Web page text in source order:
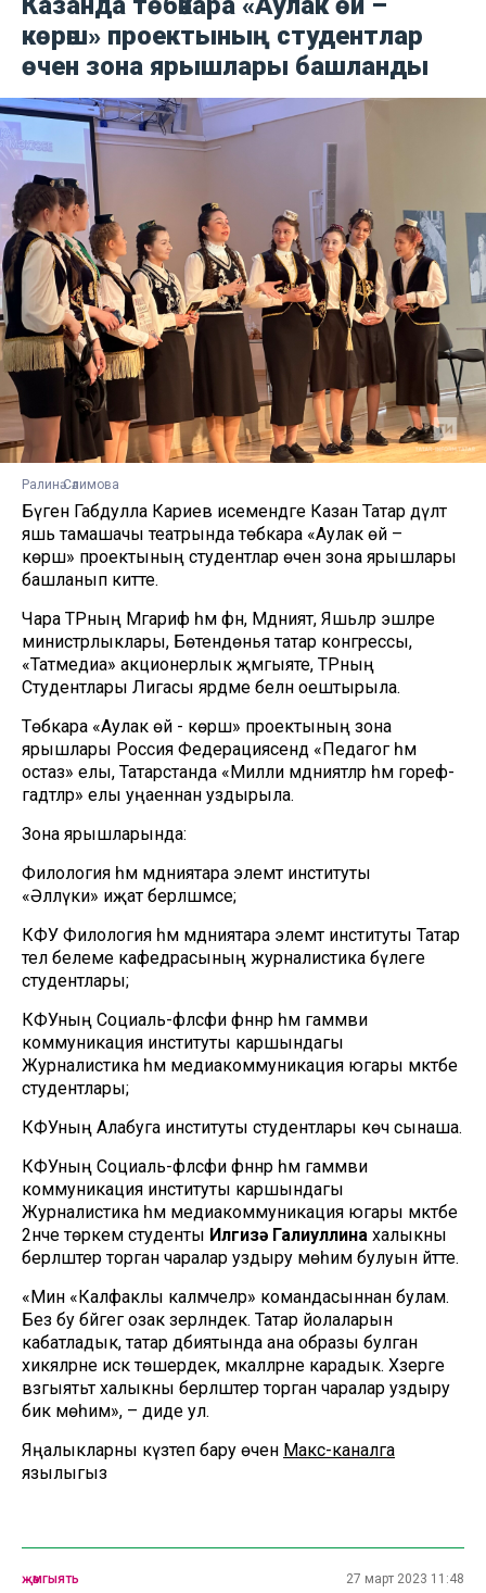
көрәш» проектының студентлар
өчен зона ярышлары башланды
Ралинә Сәлимова
Бүген Габдулла Кариев исемендәге Казан Татар дәүләт
яшь тамашачы театрында төбәкара «Аулак өй –
көрәш» проектының студентлар өчен зона ярышлары
башланып китте.
Чара ТРның Мәгариф һәм фән, Мәдәният, Яшьләр эшләре
министрлыклары, Бөтендөнья татар конгрессы,
«Татмедиа» акционерлык җәмгыяте, ТРның
Студентлары Лигасы ярдәме белән оештырыла.
Төбәкара «Аулак өй - көрәш» проектының зона
ярышлары Россия Федерациясендә «Педагог һәм
остаз» елы, Татарстанда «Милли мәдәниятләр һәм гореф-
гадәтләр» елы уңаеннан уздырыла.
Зона ярышларында:
Филология һәм мәдәниятара элемтә институты
«Әллүки» иҗат берләшмәсе;
КФУ Филология һәм мәдәниятара элемтә институты Татар
тел белеме кафедрасының журналистика бүлеге
студентлары;
КФУның Социаль-фәлсәфи фәннәр һәм гаммәви
коммуникация институты каршындагы
Журналистика һәм медиакоммуникация югары мәктәбе
студентлары;
КФУның Алабуга институты студентлары көч сынаша.
КФУның Социаль-фәлсәфи фәннәр һәм гаммәви
коммуникация институты каршындагы
Журналистика һәм медиакоммуникация югары мәктәбе
2нче төркем студенты Илгизә Галиуллина халыкны
берләштерә торган чаралар уздыру мөһим булуын әйтте.
«Мин «Калфаклы каләмчеләр» командасыннан булам.
Без бу бәйгегә озак әзерләндек. Татар йолаларын
кабатладык, татар әдәбиятында ана образы булган
хикәяләрне искә төшердек, мәкаләләрне карадык. Хәзерге
вәзгыятьтә халыкны берләштерә торган чаралар уздыру
бик мөһим», – диде ул.
Яңалыкларны күзәтеп бару өчен Макс-каналга
язылыгыз
җәмгыять 27 март 2023 11:48